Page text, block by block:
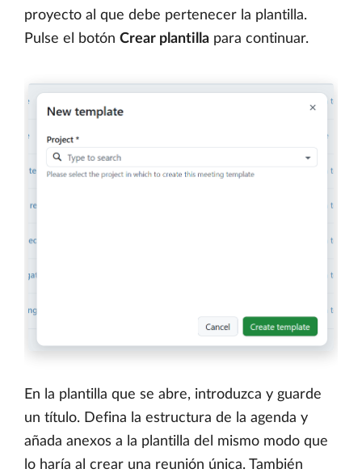
proyecto al que debe pertenecer la plantilla.
Pulse el botón Crear plantilla para continuar.
En la plantilla que se abre, introduzca y guarde
un título. Defina la estructura de la agenda y
añada anexos a la plantilla del mismo modo que
lo haría al crear una reunión única. También